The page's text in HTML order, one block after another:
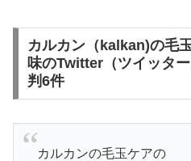
カルカン（kalkan)の毛
味のTwitter（ツイッタ
判6件
カルカンの毛玉ケアの